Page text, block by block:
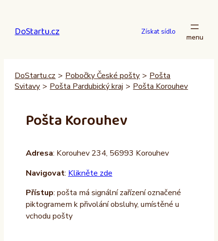
obsah
DoStartu.cz Získat sídlo
DoStartu.cz > Pobočky České pošty > Pošta
Svitavy > Pošta Pardubický kraj > Pošta Korouhev
Pošta Korouhev
Adresa: Korouhev 234, 56993 Korouhev
Navigovat: Klikněte zde
Přístup: pošta má signální zařízení označené
piktogramem k přivolání obsluhy, umístěné u
vchodu pošty